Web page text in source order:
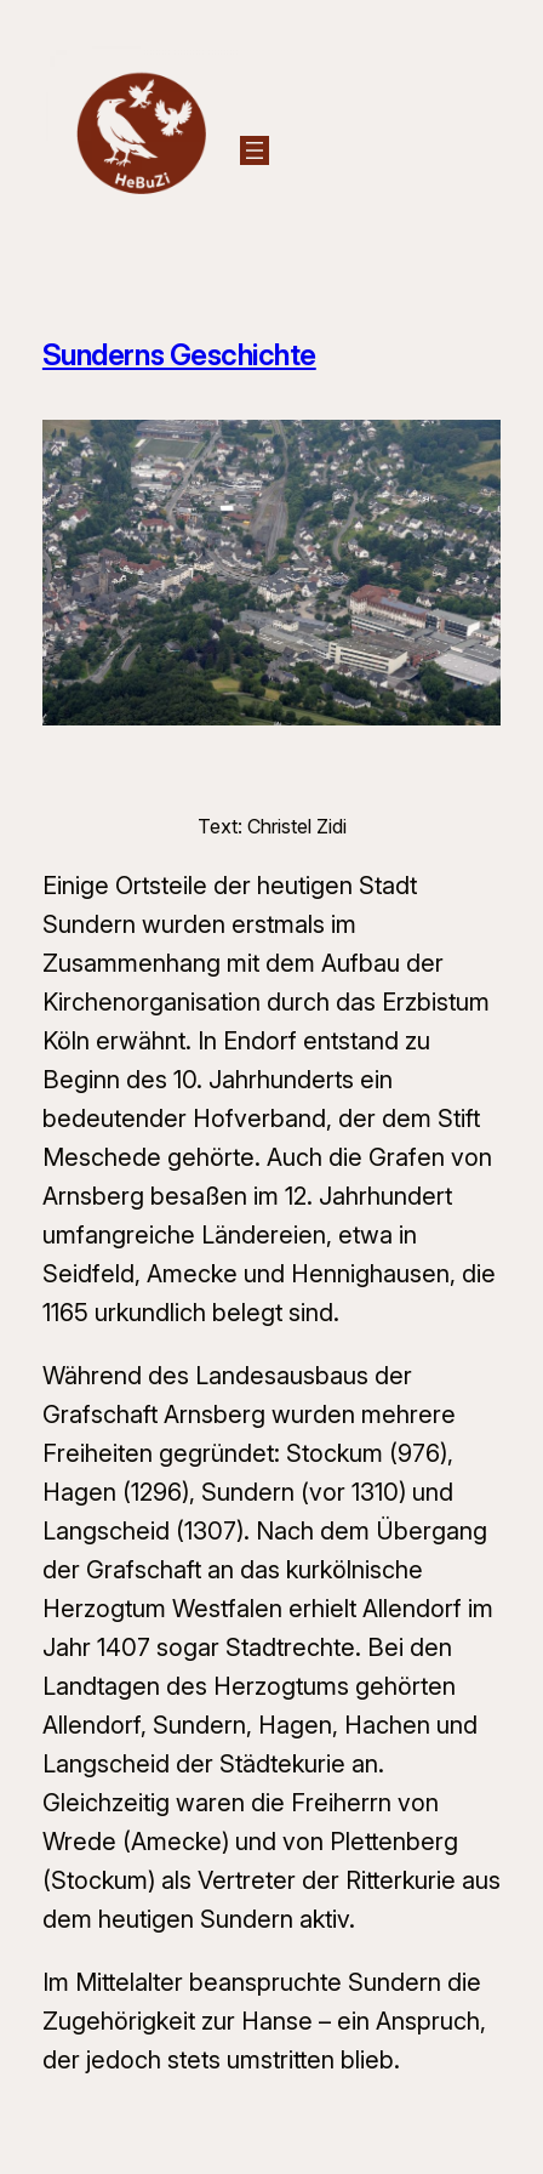
Sunderns Geschichte
Text: Christel Zidi
Einige Ortsteile der heutigen Stadt
Sundern wurden erstmals im
Zusammenhang mit dem Aufbau der
Kirchenorganisation durch das Erzbistum
Köln erwähnt. In Endorf entstand zu
Beginn des 10. Jahrhunderts ein
bedeutender Hofverband, der dem Stift
Meschede gehörte. Auch die Grafen von
Arnsberg besaßen im 12. Jahrhundert
umfangreiche Ländereien, etwa in
Seidfeld, Amecke und Hennighausen, die
1165 urkundlich belegt sind.
Während des Landesausbaus der
Grafschaft Arnsberg wurden mehrere
Freiheiten gegründet: Stockum (976),
Hagen (1296), Sundern (vor 1310) und
Langscheid (1307). Nach dem Übergang
der Grafschaft an das kurkölnische
Herzogtum Westfalen erhielt Allendorf im
Jahr 1407 sogar Stadtrechte. Bei den
Landtagen des Herzogtums gehörten
Allendorf, Sundern, Hagen, Hachen und
Langscheid der Städtekurie an.
Gleichzeitig waren die Freiherrn von
Wrede (Amecke) und von Plettenberg
(Stockum) als Vertreter der Ritterkurie aus
dem heutigen Sundern aktiv.
Im Mittelalter beanspruchte Sundern die
Zugehörigkeit zur Hanse – ein Anspruch,
der jedoch stets umstritten blieb.